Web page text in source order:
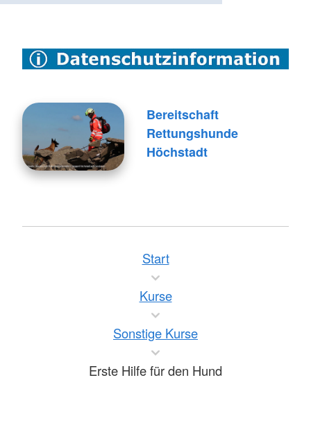
Bereitschaft
Rettungshunde
Höchstadt
Start
Kurse
Sonstige Kurse
Erste Hilfe für den Hund